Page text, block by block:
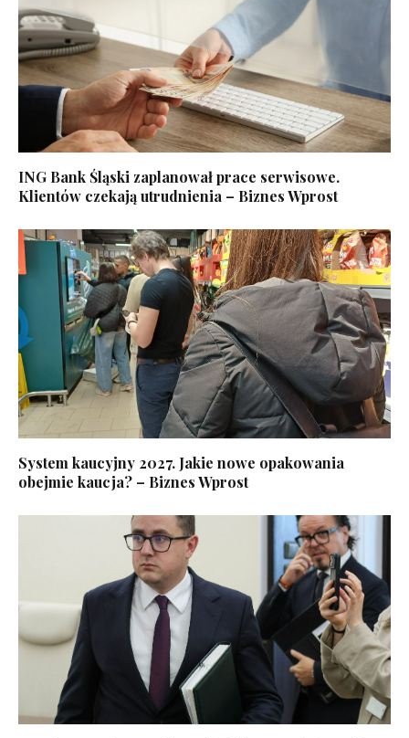
ING Bank Śląski zaplanował prace serwisowe.
Klientów czekają utrudnienia – Biznes Wprost
System kaucyjny 2027. Jakie nowe opakowania
obejmie kaucja? – Biznes Wprost